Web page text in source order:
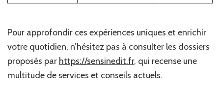
Pour approfondir ces expériences uniques et enrichir
votre quotidien, n’hésitez pas à consulter les dossiers
proposés par https://sensinedit.fr, qui recense une
multitude de services et conseils actuels.